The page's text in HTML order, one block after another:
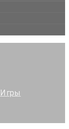
Игры